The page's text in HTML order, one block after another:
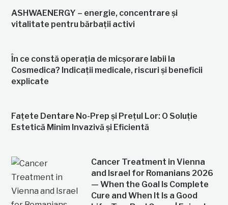
ASHWAENERGY – energie, concentrare și
vitalitate pentru bărbații activi
În ce constă operația de micșorare labii la
Cosmedica? Indicații medicale, riscuri și beneficii
explicate
Fațete Dentare No-Prep și Prețul Lor: O Soluție
Estetică Minim Invazivă și Eficientă
Cancer Treatment in Vienna
and Israel for Romanians 2026
— When the Goal Is Complete
Cure and When It Is a Good